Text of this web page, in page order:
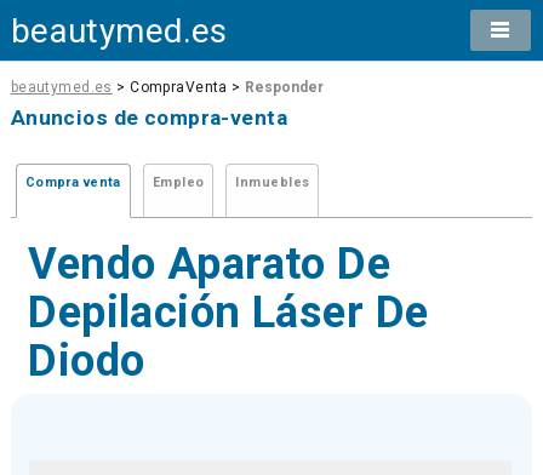
beautymed.es
beautymed.es > CompraVenta > Responder
Anuncios de compra-venta
Compra venta Empleo Inmuebles
Vendo Aparato De
Depilación Láser De
Diodo